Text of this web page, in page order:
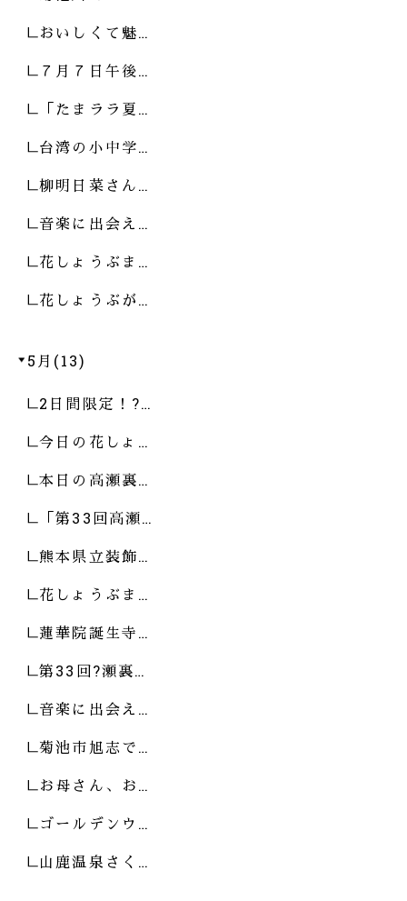
おいしくて魅…
７月７日午後…
「たまララ夏…
台湾の小中学…
柳明日菜さん…
音楽に出会え…
花しょうぶま…
花しょうぶが…
5月(13)
2日間限定！?…
今日の花しょ…
本日の高瀬裏…
「第33回高瀬…
熊本県立装飾…
花しょうぶま…
蓮華院誕生寺…
第33回?瀬裏…
音楽に出会え…
菊池市旭志で…
お母さん、お…
ゴールデンウ…
山鹿温泉さく…